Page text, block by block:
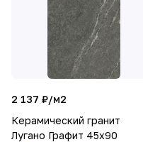
2 137 ₽/м2
Керамический гранит
Лугано Графит 45х90